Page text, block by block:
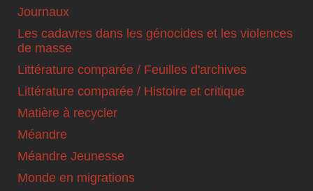
Journaux
Les cadavres dans les génocides et les violences
de masse
Littérature comparée / Feuilles d'archives
Littérature comparée / Histoire et critique
Matière à recycler
Méandre
Méandre Jeunesse
Monde en migrations